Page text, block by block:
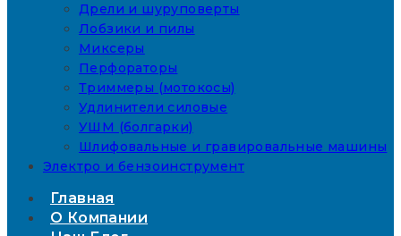
Дрели и шуруповерты
Лобзики и пилы
Миксеры
Перфораторы
Триммеры (мотокосы)
Удлинители силовые
УШМ (болгарки)
Шлифовальные и гравировальные машины
Электро и бензоинструмент
Главная
О Компании